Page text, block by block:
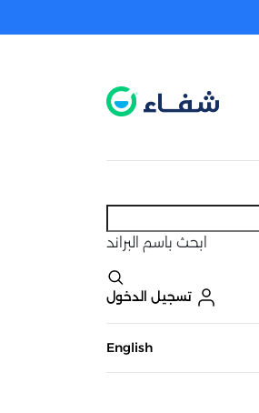
ابحث باسم البراند
تسجيل الدخول
English